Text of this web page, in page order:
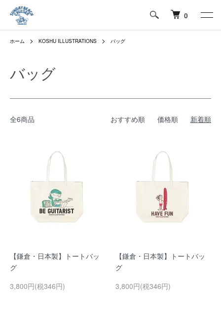
0
ホーム KOSHU ILLUSTRATIONS バッグ
バッグ
全6商品 おすすめ順 価格順 新着順
【鎌倉・日本製】トートバッ
グ
3,800円(税346円)
【鎌倉・日本製】トートバッ
グ
3,800円(税346円)